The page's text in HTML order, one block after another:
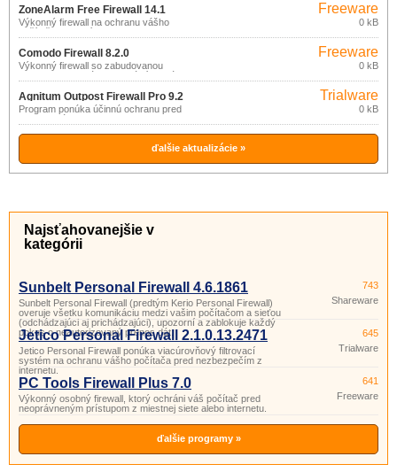
ZoneAlarm Free Firewall 14.1
Výkonný firewall na ochranu vášho
počítača pred prístupom z internetu a
kontrolu programov, ktoré komunikujú
cez internet.
Freeware
(pro
nekomerční
účely)
0 kB
Comodo Firewall 8.2.0
Výkonný firewall so zabudovanou
rozsiahlou databázou aplikácií, ktorú
používa na analýzu bezpečnostných
rizík.
Freeware
(pro
nekomerční
účely)
0 kB
Agnitum Outpost Firewall Pro 9.2
Program ponúka účinnú ochranu pred
spyware, útokmi zo siete internet a
stratou súkromia.
Trialware
0 kB
ďalšie aktualizácie »
Najsťahovanejšie v
kategórii
Sunbelt Personal Firewall 4.6.1861
Sunbelt Personal Firewall (predtým Kerio Personal Firewall)
overuje všetku komunikáciu medzi vašim počítačom a sieťou
(odchádzajúci aj prichádzajúci), upozorní a zablokuje každý
pokus o neautorizovaný prenos dát.
743
Shareware
Jetico Personal Firewall 2.1.0.13.2471
Jetico Personal Firewall ponúka viacúrovňový filtrovací
systém na ochranu vášho počítača pred nezbezpečím z
internetu.
645
Trialware
PC Tools Firewall Plus 7.0
Výkonný osobný firewall, ktorý ochráni váš počítač pred
neoprávneným prístupom z miestnej siete alebo internetu.
641
Freeware
ďalšie programy »